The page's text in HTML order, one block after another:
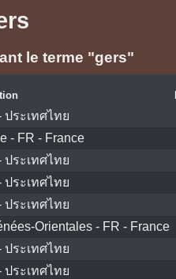
le terme "gers"
ประเทศไทย
- FR - France
ประเทศไทย
ประเทศไทย
ประเทศไทย
Orientales - FR - France
ประเทศไทย
ประเทศไทย